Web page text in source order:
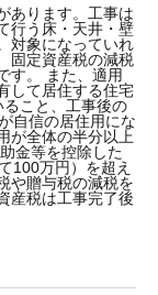
あります。工事は
行う床・天井・壁
対象になっていれ
固定資産税の減税
す。 また、適用
して居住する住宅
こと、工事後の
自信の居住用にな
が全体の半分以上
金等を控除した
100万円）を超え
や贈与税の減税を
産税は工事完了後